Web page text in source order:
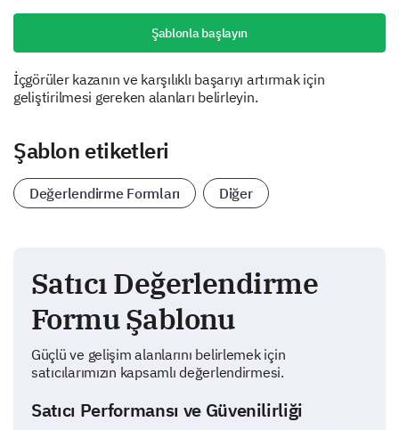
Şablonla başlayın
İçgörüler kazanın ve karşılıklı başarıyı artırmak için
geliştirilmesi gereken alanları belirleyin.
Şablon etiketleri
Değerlendirme Formları Diğer
Satıcı Değerlendirme
Formu Şablonu
Güçlü ve gelişim alanlarını belirlemek için
satıcılarımızın kapsamlı değerlendirmesi.
Satıcı Performansı ve Güvenilirliği